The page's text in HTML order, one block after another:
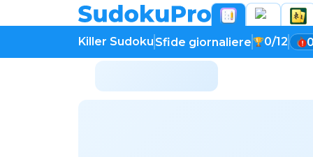
Killer Sudoku Sfide giornaliere 0/12